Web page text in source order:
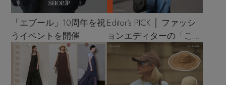
「エブール」10周年を祝
うイベントを開催
Editor’s PICK │ ファッシ
ョンエディターの「これ
買い！」リスト